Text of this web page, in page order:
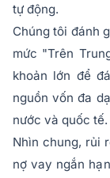
tự động.
Chúng tôi đánh
mức "Trên
khoản lớn để
nguồn vốn đa
nước và quốc tế.
Nhìn chung, rủi
nợ vay ngắn